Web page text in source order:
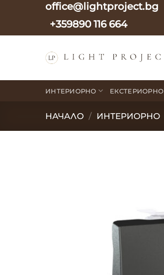
office@lightproject.bg
+359890 116 664
ИНТЕРИОРНО ЕКСТЕРИОРНО
НАЧАЛО / ИНТЕРИОРНО